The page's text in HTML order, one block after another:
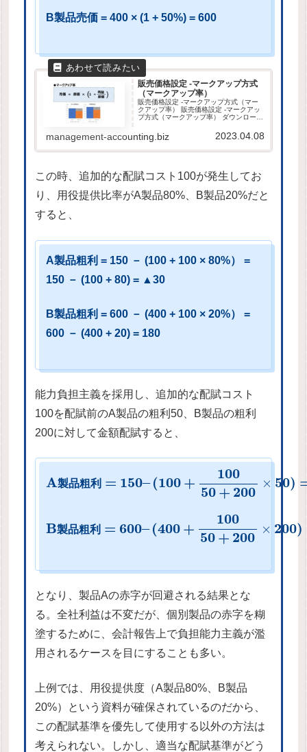
B製品売価 = 400 × (1 + 50%) = 600
販売価格設定 -マークアップ方式
（マークアップ率）
販売価格設定 -マークアップ方式（マー
クアップ率） 販売価格設定 -マークアッ
プ方式（マークアップ率） ダウンロード
イトは、GDPR他のセキュリティ規則に
則って運営されています。ダウンロード
management-accounting.biz 2023.04.08
この時、追加的な配賦コスト100が発生してお
り、用役提供比率がA製品80%、B製品20%だと
すると、
A製品粗利 = 150 － (100 + 100 × 80%） =
150 － (100 + 80) = ▲30
B製品粗利 = 600 － (400 + 100 × 20%） =
600 － (400 + 20) = 180
能力負担主義を採用し、追加的な配賦コスト
100を配賦前のA製品の粗利50、B製品の粗利
200に対して金額配賦すると、
A製品粗利 = 150– (100 +
100
50 + 200
× 50)
B製品粗利 = 600– (400 +
100
50 + 200
× 200)
となり、製品Aの赤字が回避される結果とな
る。全社利益は不変だが、個別製品の赤字を糊
塗するために、会計報告上で負担能力主義が濫
用されるケースを目にすることも多い。
上例では、用役提供度（A製品80%、B製品
20%）という資料が確保されているのだから、
この配賦基準を優先して使用する以外の方法は
考えられない。しかし、適当な配賦基準がどう